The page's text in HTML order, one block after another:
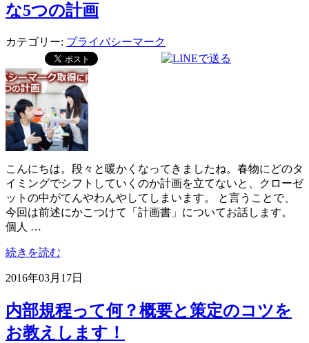
な5つの計画
カテゴリー: プライバシーマーク
こんにちは。段々と暖かくなってきましたね。春物にどのタ
イミングでシフトしていくのか計画を立てないと、クローゼ
ットの中がてんやわんやしてしまいます。 と言うことで、
今回は前述にかこつけて「計画書」についてお話します。
個人 …
続きを読む
2016年03月17日
内部規程って何？概要と策定のコツを
お教えします！